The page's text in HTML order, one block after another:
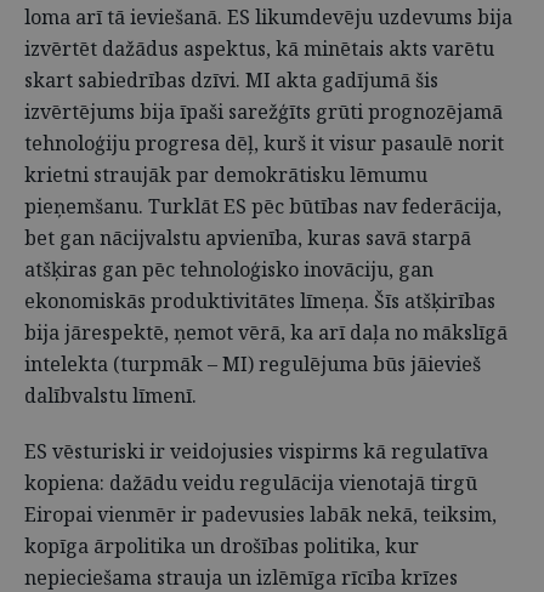
loma arī tā ieviešanā. ES likumdevēju uzdevums bija
izvērtēt dažādus aspektus, kā minētais akts varētu
skart sabiedrības dzīvi. MI akta gadījumā šis
izvērtējums bija īpaši sarežģīts grūti prognozējamā
tehnoloģiju progresa dēļ, kurš it visur pasaulē norit
krietni straujāk par demokrātisku lēmumu
pieņemšanu. Turklāt ES pēc būtības nav federācija,
bet gan nācijvalstu apvienība, kuras savā starpā
atšķiras gan pēc tehnoloģisko inovāciju, gan
ekonomiskās produktivitātes līmeņa. Šīs atšķirības
bija jārespektē, ņemot vērā, ka arī daļa no mākslīgā
intelekta (turpmāk – MI) regulējuma būs jāievieš
dalībvalstu līmenī.
ES vēsturiski ir veidojusies vispirms kā regulatīva
kopiena: dažādu veidu regulācija vienotajā tirgū
Eiropai vienmēr ir padevusies labāk nekā, teiksim,
kopīga ārpolitika un drošības politika, kur
nepieciešama strauja un izlēmīga rīcība krīzes